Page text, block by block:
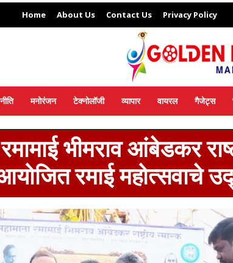
Home About Us Contact Us Privacy Policy
मनोरंजन टेक्नोलॉजी व्यापार वायरल गैजेट्स
रमामाई भीमराव आंबेडकर
रमाई महोत्सवाचे